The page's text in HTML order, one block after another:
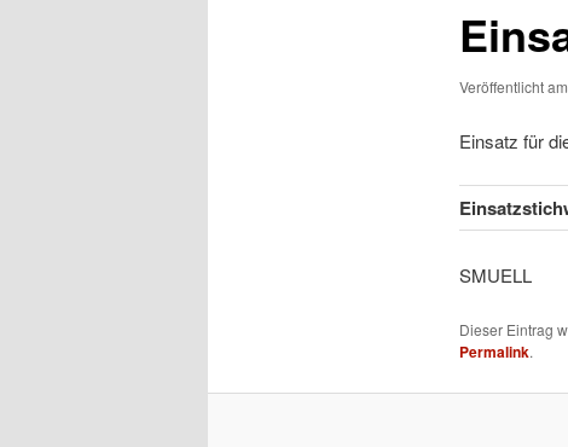
Veröffentlicht am
Einsatz für
Dieser Eintrag
Permalink.